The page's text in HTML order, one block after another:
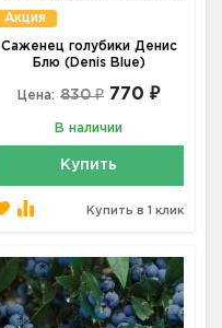
Акция
Саженец голубики Денис
Блю (Denis Blue)
Цена: 830 ₽ 770 ₽
В наличии
Купить
Купить в 1 клик